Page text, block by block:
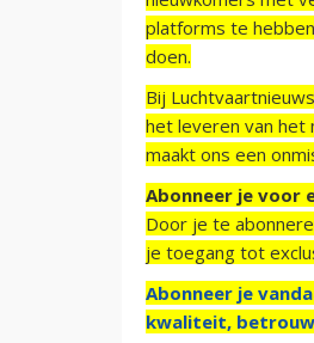
platforms te
doen.
Bij
het leveren van het
maakt ons een
Abonneer je voor
Door je te
je toegang tot
Abonneer je
kwaliteit,